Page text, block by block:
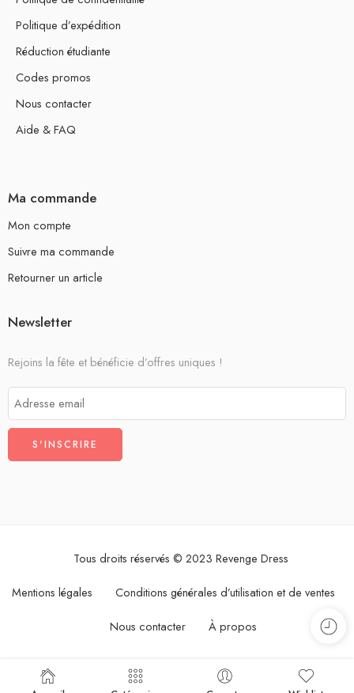
Politique d’expédition
Réduction étudiante
Codes promos
Nous contacter
Aide & FAQ
Ma commande
Mon compte
Suivre ma commande
Retourner un article
Newsletter
Rejoins la fête et bénéficie d’offres uniques !
Tous droits réservés © 2023 Revenge Dress
Mentions légales Conditions générales d’utilisation et de ventes
Nous contacter À propos